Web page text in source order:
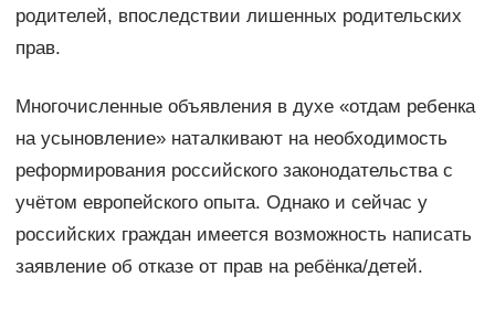
родителей, впоследствии лишенных родительских
прав.
Многочисленные объявления в духе «отдам ребенка
на усыновление» наталкивают на необходимость
реформирования российского законодательства с
учётом европейского опыта. Однако и сейчас у
российских граждан имеется возможность написать
заявление об отказе от прав на ребёнка/детей.